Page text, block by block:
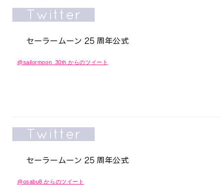
@sailormoon_30th からのツイート
@osabu8 からのツイート